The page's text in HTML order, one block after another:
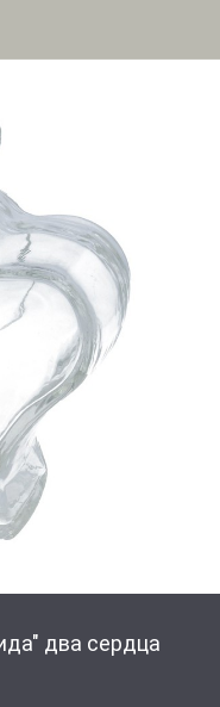
два сердца